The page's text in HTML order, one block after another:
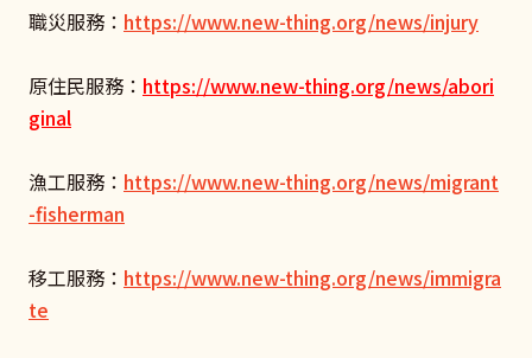
職災服務： https://www.new-thing.org/news/injury
原住民服務： https://www.new-thing.org/news/abori
ginal
漁工服務： https://www.new-thing.org/news/migrant
-fisherman
移工服務： https://www.new-thing.org/news/immigra
te